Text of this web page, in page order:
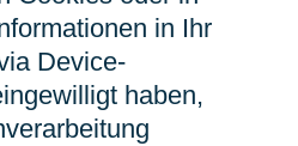
in Ihr
Device-
haben,